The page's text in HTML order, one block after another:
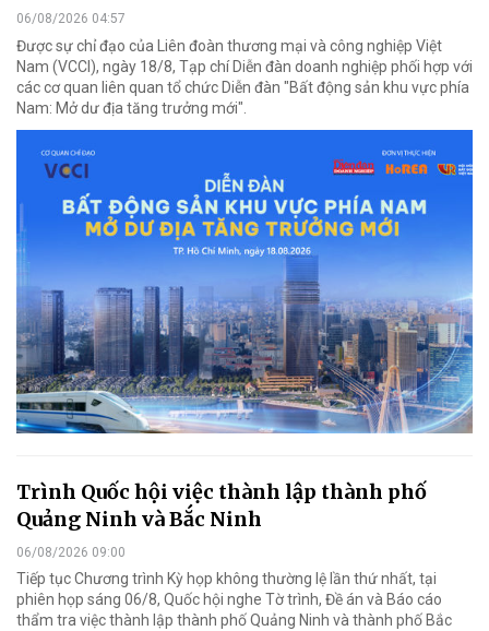
06/08/2026 04:57
Được sự chỉ đạo của Liên đoàn thương mại và công nghiệp Việt
Nam (VCCI), ngày 18/8, Tạp chí Diễn đàn doanh nghiệp phối hợp với
các cơ quan liên quan tổ chức Diễn đàn "Bất động sản khu vực phía
Nam: Mở dư địa tăng trưởng mới".
Trình Quốc hội việc thành lập thành phố
Quảng Ninh và Bắc Ninh
06/08/2026 09:00
Tiếp tục Chương trình Kỳ họp không thường lệ lần thứ nhất, tại
phiên họp sáng 06/8, Quốc hội nghe Tờ trình, Đề án và Báo cáo
thẩm tra việc thành lập thành phố Quảng Ninh và thành phố Bắc